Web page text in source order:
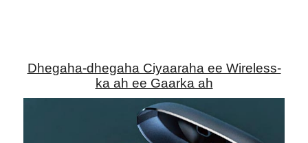
Dhegaha-dhegaha Ciyaaraha ee Wireless-
ka ah ee Gaarka ah